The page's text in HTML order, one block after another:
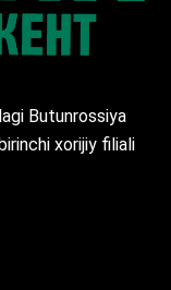
Butunrossiya
xorijiy filiali